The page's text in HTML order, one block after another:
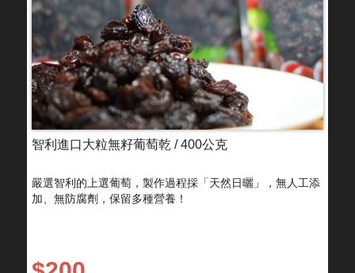
智利進口大粒無籽葡萄乾 / 400公克
嚴選智利的上選葡萄，製作過程採「天然日曬」，無人工添
加、無防腐劑，保留多種營養！